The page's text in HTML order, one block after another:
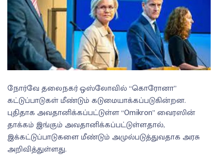
நோர்வே தலைநகர் ஒஸ்லோவில் “கொரோனா”
கட்டுப்பாடுகள் மீண்டும் கடுமையாக்கப்படுகின்றன.
புதிதாக அவதானிக்கப்பட்டுள்ள “Omikron” வைரஸின்
தாக்கம் இங்கும் அவதானிக்கப்பட்டுள்ளதால்,
இக்கட்டுப்பாடுகளை மீண்டும் அமுல்படுத்துவதாக அரசு
அறிவித்துள்ளது.